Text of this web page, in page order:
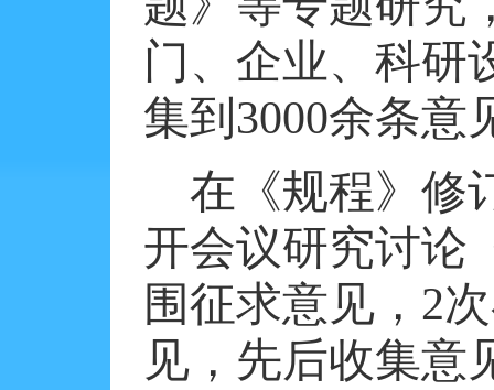
门、企业、科研
集到 3000余条意
在《规程》修
开会议研究讨论
围征求意见， 2
见，先后收集意